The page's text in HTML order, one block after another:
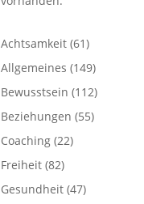
Achtsamkeit (61)
Allgemeines (149)
Bewusstsein (112)
Beziehungen (55)
Coaching (22)
Freiheit (82)
Gesundheit (47)